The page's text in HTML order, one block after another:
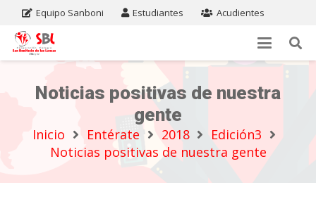
Equipo Sanboni Estudiantes Acudientes
Noticias positivas de nuestra
gente
Inicio Entérate 2018
Edición3
Noticias positivas de nuestra gente